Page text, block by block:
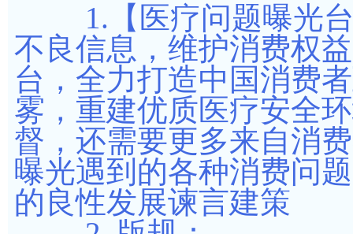
1.【医疗问题曝光台
不良信息，维护消费权
台，全力打造中国消费
雾，重建优质医疗安全
督，还需要更多来自消
曝光遇到的各种消费问
的良性发展谏言建策